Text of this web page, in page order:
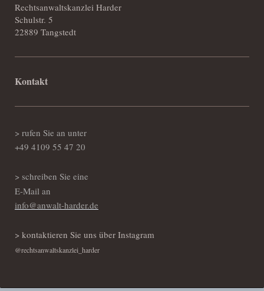
Rechtsanwaltskanzlei Harder
Schulstr. 5
22889 Tangstedt
Kontakt
> rufen Sie an unter
+49 4109 55 47 20
> schreiben Sie eine
E-Mail an
info@anwalt-harder.de
> kontaktieren Sie uns über Instagram
@rechtsanwaltskanzlei_harder